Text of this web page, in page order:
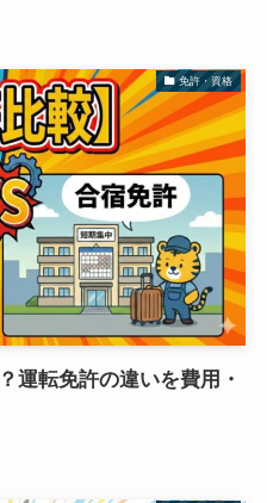
免許・資格
運転免許の違いを費用・